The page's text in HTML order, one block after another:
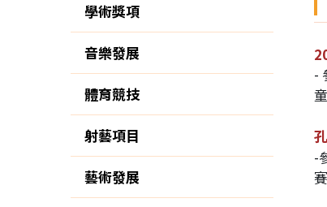
學術獎項
音樂發展
體育競技
射藝項目
藝術發展
-
-